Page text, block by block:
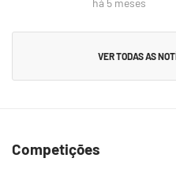
VER TODAS AS
Competições